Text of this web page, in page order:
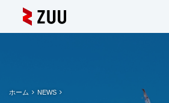
ホーム NEWS